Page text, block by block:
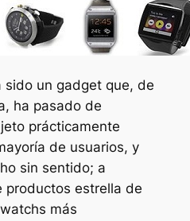
sido un gadget que, de
ha pasado de
prácticamente
de usuarios, y
sin sentido; a
productos estrella de
más